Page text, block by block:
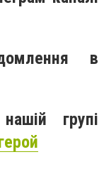
в
групі